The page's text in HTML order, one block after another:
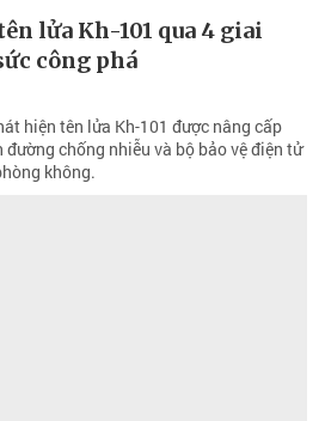
lửa Kh-101 qua 4 giai
công phá
hiện tên lửa Kh-101 được nâng cấp
đường chống nhiễu và bộ bảo vệ điện tử
không.